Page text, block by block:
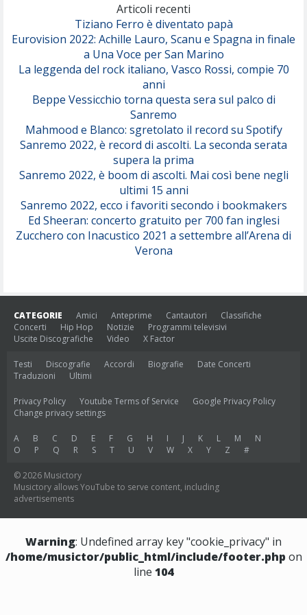
Serenamente
Articoli recenti
Tiziano Ferro è diventato papà
Eurovision 2022: Achille Lauro, Scanu e Spagna in finale
a Una Voce per San Marino
La leggenda del rock italiano, Vasco Rossi, compie 70
anni
Beppe Vessicchio torna questa sera sul palco di
Sanremo
Mahmood e Blanco: sgretolato il record su Spotify
Sanremo 2022, è record di ascolti. La seconda serata
supera la prima
Sanremo 2022, è boom di ascolti. Mai così bene negli
ultimi 15 anni
Sanremo 2022, ecco i favoriti secondo i bookmakers
Ed Sheeran: concerto gratuito per 700 fan inglesi
Zucchero con Inacustico 2021 a settembre all’Arena di
Verona
CATEGORIE Amici Anteprime Cantautori
Classifiche
Concerti
Hip Hop Notizie
Programmi televisivi
Uscite Discografiche
Video X Factor
Testi Discografie Accordi Biografie
Date Concerti
Traduzioni
Ultimi
Privacy Policy Youtube Terms of Service
Google Privacy Policy
Change privacy settings
A B C D E F G H I J K L M
N
O
P Q R S T U V W X Y Z #
© 2026 Musictory
Musictory allows YouTube to serve content, including
advertisements
Warning: Undefined array key "cookie_privacy" in
/home/musictor/public_html/include/footer.php on
line 104